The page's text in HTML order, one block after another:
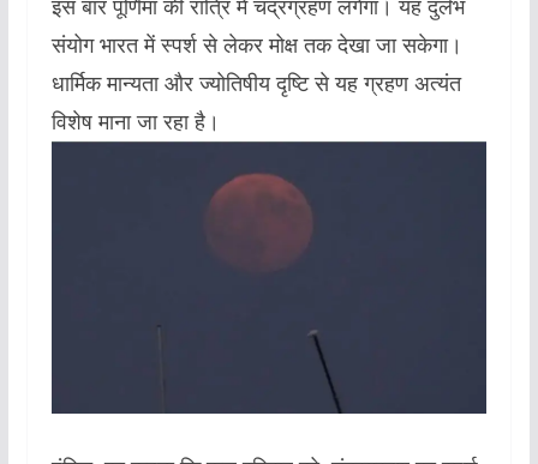
इस बार पूर्णिमा की रात्रि में चंद्रग्रहण लगेगा। यह दुर्लभ
संयोग भारत में स्पर्श से लेकर मोक्ष तक देखा जा सकेगा।
धार्मिक मान्यता और ज्योतिषीय दृष्टि से यह ग्रहण अत्यंत
विशेष माना जा रहा है।